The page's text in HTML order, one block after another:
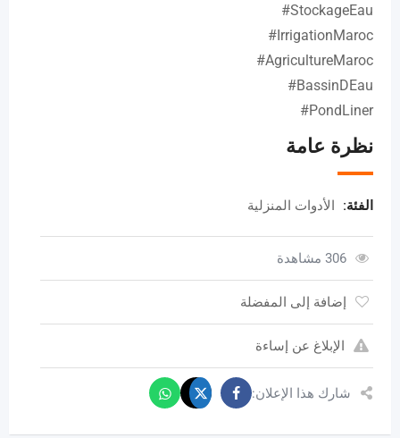
#StockageEau
#IrrigationMaroc
#AgricultureMaroc
#BassinDEau
#PondLiner
نظرة عامة
الفئة: الأدوات المنزلية
306 مشاهدة
إضافة إلى المفضلة
الإبلاغ عن إساءة
شارك هذا الإعلان: